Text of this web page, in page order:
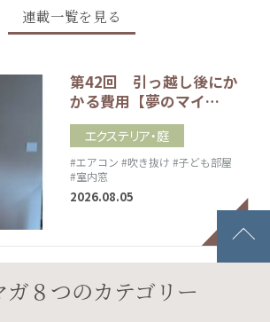
連載一覧を見る
第42回 引っ越し後にか
かる費用【夢のマイ…
エクステリア・庭
#エアコン #吹き抜け #子ども部屋
#室内窓
2026.08.05
インテリア・レッスン
第27回
ガ８つのカテゴリー